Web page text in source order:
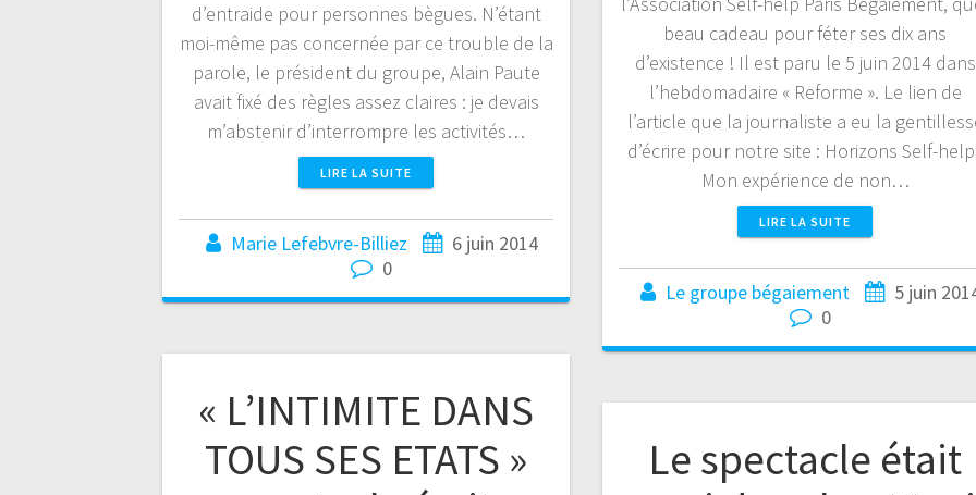
d’entraide pour personnes bègues. N’étant
moi-même pas concernée par ce trouble de la
parole, le président du groupe, Alain Paute
avait fixé des règles assez claires : je devais
m’abstenir d’interrompre les activités…
LIRE LA SUITE
Marie Lefebvre-Billiez
6 juin 2014
0
beau cadeau pour féter ses dix ans
d’existence ! Il est paru le 5 juin 2014 dans
l’hebdomadaire « Reforme ». Le lien de
l’article que la journaliste a eu la
d’écrire pour notre site : Horizons Self-
Mon expérience de non…
LIRE LA SUITE
Le groupe bégaiement
5 juin
0
« L’INTIMITE DANS
TOUS SES ETATS »
Le spectacle était